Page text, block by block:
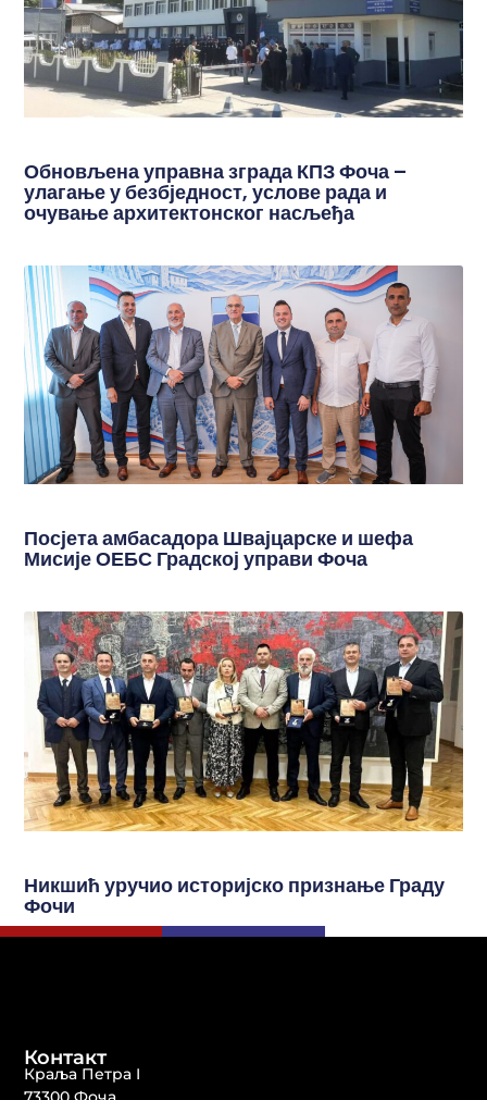
Обновљена управна зграда КПЗ Фоча –
улагање у безбједност, услове рада и
очување архитектонског насљеђа
Посјета амбасадора Швајцарске и шефа
Мисије ОЕБС Градској управи Фоча
Никшић уручио историјско признање Граду
Фочи
Контакт
Краља Петра I